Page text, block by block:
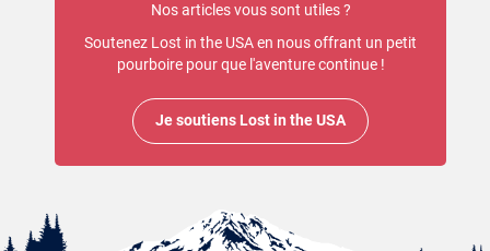
Nos articles vous sont utiles ?
Soutenez Lost in the USA en nous offrant un petit
pourboire pour que l'aventure continue !
Je soutiens Lost in the USA